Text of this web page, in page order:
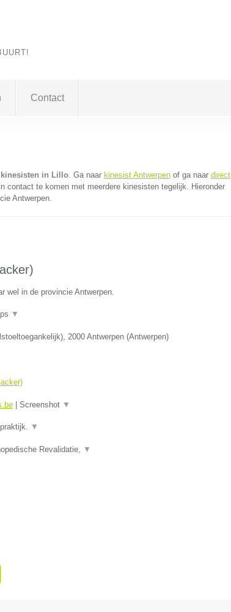
Contact
kinesisten in Lillo. Ga naar kinesist Antwerpenof ga naar direct
contact te komen met meerdere kinesisten tegelijk. Hieronder
Antwerpen.
wel in de provincie Antwerpen.
▼
, 2000 Antwerpen(Antwerpen)
| Screenshot ▼
▼
Revalidatie, ▼